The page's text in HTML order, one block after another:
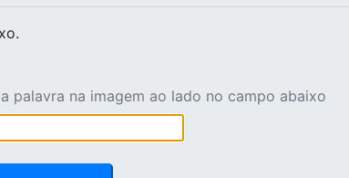
palavra na imagem ao lado no campo abaixo